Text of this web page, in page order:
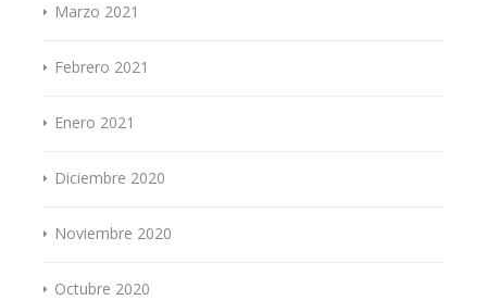
Marzo 2021
Febrero 2021
Enero 2021
Diciembre 2020
Noviembre 2020
Octubre 2020